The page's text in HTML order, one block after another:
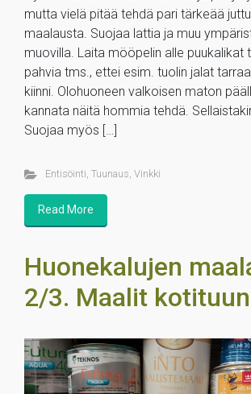
mutta vielä pitää tehdä pari tärkeää
maalausta. Suojaa lattia ja muu
muovilla. Laita mööpelin alle puukalikat
pahvia tms., ettei esim. tuolin jalat
kiinni. Olohuoneen valkoisen maton
kannata näitä hommia tehdä.
Suojaa myös […]
Entisöinti, Tuunaus, Vinkki
Read More
Huonekalujen
2/3. Maalit